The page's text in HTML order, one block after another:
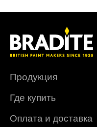
Продукция
Где купить
Оплата и доставка